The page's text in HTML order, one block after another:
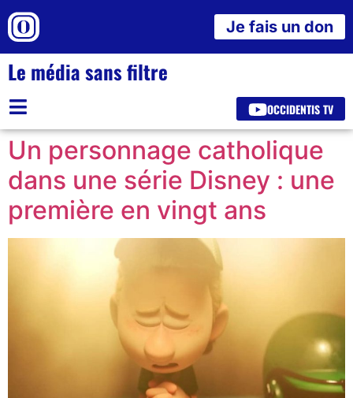
Je fais un don
Le média sans filtre
OCCIDENTIS TV
Un personnage catholique
dans une série Disney : une
première en vingt ans